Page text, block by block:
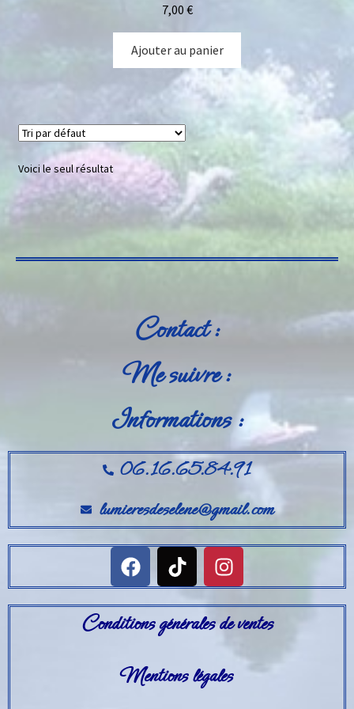
7,00 €
Ajouter au panier
Voici le seul résultat
Contact :
Me suivre :
Informations :
06.16.65.84.91
lumieresdeselene@gmail.com
Conditions générales de ventes
Mentions légales